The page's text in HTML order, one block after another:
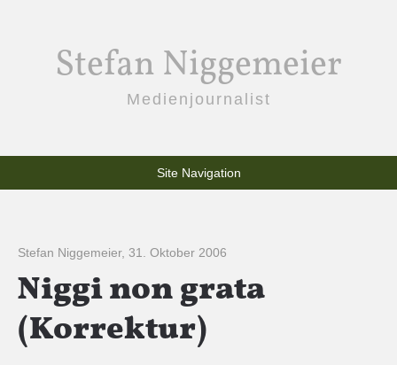
Stefan Niggemeier
Medienjournalist
Site Navigation
Stefan Niggemeier, 31. Oktober 2006
Niggi non grata
(Korrektur)